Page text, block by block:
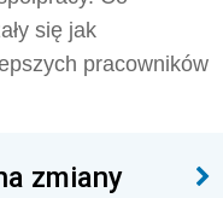
się jak
pracowników
zmiany